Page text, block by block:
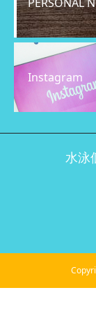
Instagram
水泳